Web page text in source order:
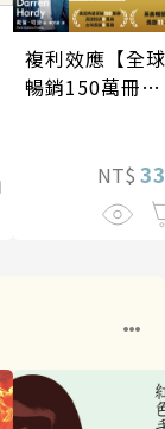
複利效應【全球
暢銷150萬冊・
NT$